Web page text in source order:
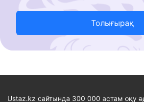
Толығырақ
Ustaz.kz сайтында 300 000 астам оқу